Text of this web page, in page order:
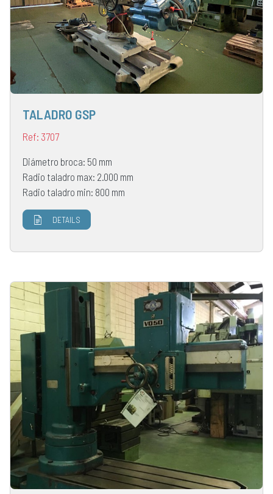
TALADRO GSP
Ref: 3707
Diámetro broca: 50 mm
Radio taladro max: 2.000 mm
Radio taladro min: 800 mm
DETAILS